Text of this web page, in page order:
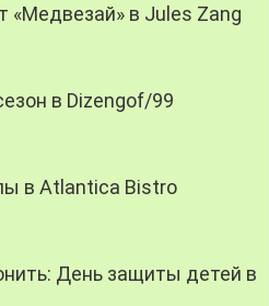
«Медвезай» в Jules Zang
в Dizengof/99
в Atlantica Bistro
День защиты детей в